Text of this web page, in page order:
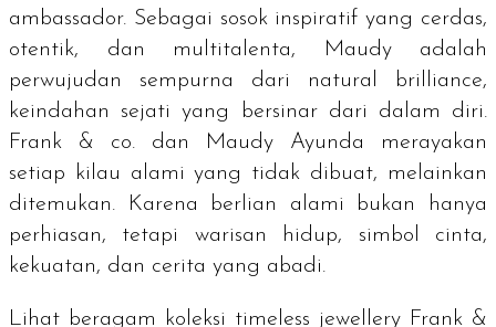
ambassador. Sebagai sosok inspiratif yang cerdas,
otentik, dan multitalenta, Maudy adalah
perwujudan sempurna dari natural brilliance,
keindahan sejati yang bersinar dari dalam diri.
Frank & co. dan Maudy Ayunda merayakan
setiap kilau alami yang tidak dibuat, melainkan
ditemukan. Karena berlian alami bukan hanya
perhiasan, tetapi warisan hidup, simbol cinta,
kekuatan, dan cerita yang abadi.
Lihat beragam koleksi timeless jewellery Frank &